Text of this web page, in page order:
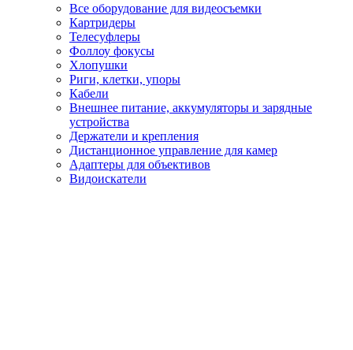
Все оборудование для видеосъемки
Картридеры
Телесуфлеры
Фоллоу фокусы
Хлопушки
Риги, клетки, упоры
Кабели
Внешнее питание, аккумуляторы и зарядные
устройства
Держатели и крепления
Дистанционное управление для камер
Адаптеры для объективов
Видоискатели